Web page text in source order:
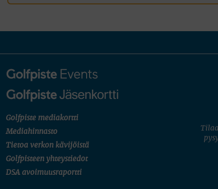
Golfpiste mediakortti
Mediahinnasto
Tietoa verkon kävijöistä
Golfpisteen yhteystiedot
DSA avoimuusraportti